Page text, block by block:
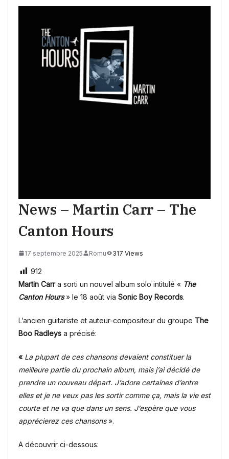
News – Martin Carr – The
Canton Hours
17 septembre 2025 Romu 317 Views
912
Martin Carra sorti un nouvel album solo intitulé « The
Canton Hours » le 18 août via Sonic Boy Records.
L’ancien guitariste et auteur-compositeur du groupe The
Boo Radleys a précisé:
« La plupart de ces chansons devaient constituer la
meilleure partie du prochain album, mais j’ai décidé de
prendre un nouveau départ. J’adore certaines d’entre
elles et je ne veux pas les sortir comme ça, mais la vie est
courte et ne va que dans un sens. J’espère que vous
apprécierez ces chansons».
A découvrir ci-dessous: